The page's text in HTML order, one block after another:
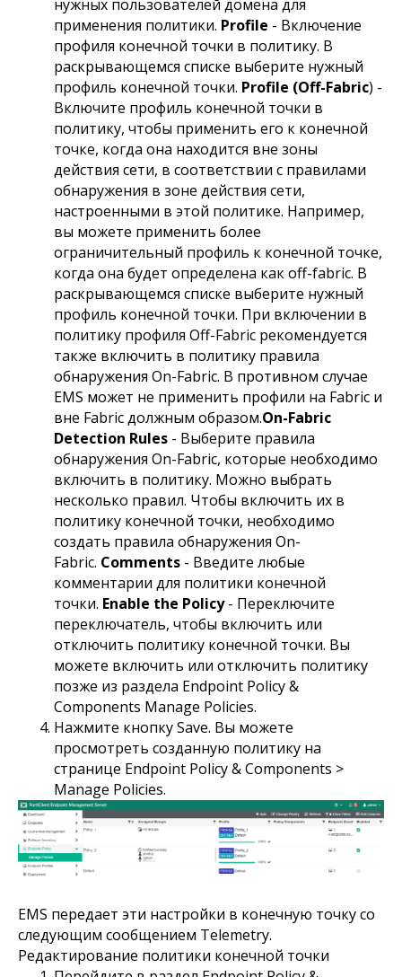
нужных пользователей домена для
применения политики. Profile - Включение
профиля конечной точки в политику. В
раскрывающемся списке выберите нужный
профиль конечной точки. Profile (Off-Fabric) -
Включите профиль конечной точки в
политику, чтобы применить его к конечной
точке, когда она находится вне зоны
действия сети, в соответствии с правилами
обнаружения в зоне действия сети,
настроенными в этой политике. Например,
вы можете применить более
ограничительный профиль к конечной точке,
когда она будет определена как off-fabric. В
раскрывающемся списке выберите нужный
профиль конечной точки. При включении в
политику профиля Off-Fabric рекомендуется
также включить в политику правила
обнаружения On-Fabric. В противном случае
EMS может не применить профили на Fabric и
вне Fabric должным образом.On-Fabric
Detection Rules - Выберите правила
обнаружения On-Fabric, которые необходимо
включить в политику. Можно выбрать
несколько правил. Чтобы включить их в
политику конечной точки, необходимо
создать правила обнаружения On-
Fabric. Comments - Введите любые
комментарии для политики конечной
точки. Enable the Policy- Переключите
переключатель, чтобы включить или
отключить политику конечной точки. Вы
можете включить или отключить политику
позже из раздела Endpoint Policy &
Components Manage Policies.
Нажмите кнопку Save. Вы можете
просмотреть созданную политику на
странице Endpoint Policy & Components >
Manage Policies.
EMS передает эти настройки в конечную точку со
следующим сообщением Telemetry.
Редактирование политики конечной точки